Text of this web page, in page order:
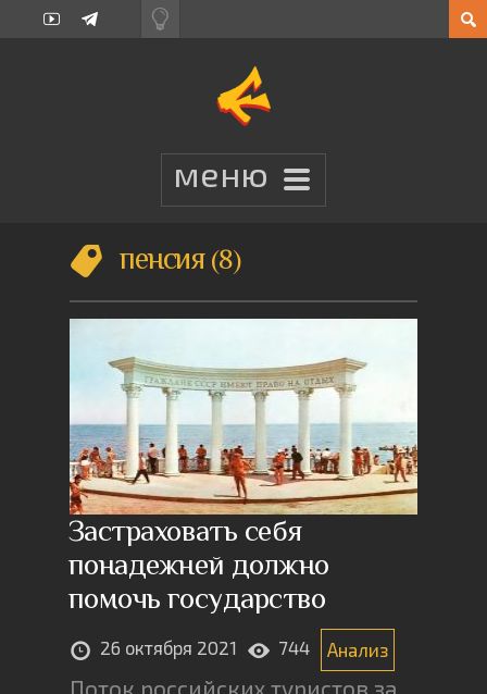
пенсия 8
Застраховать себя
понадежней должно
помочь государство
26 октября 2021 744 Анализ
Поток российских туристов за